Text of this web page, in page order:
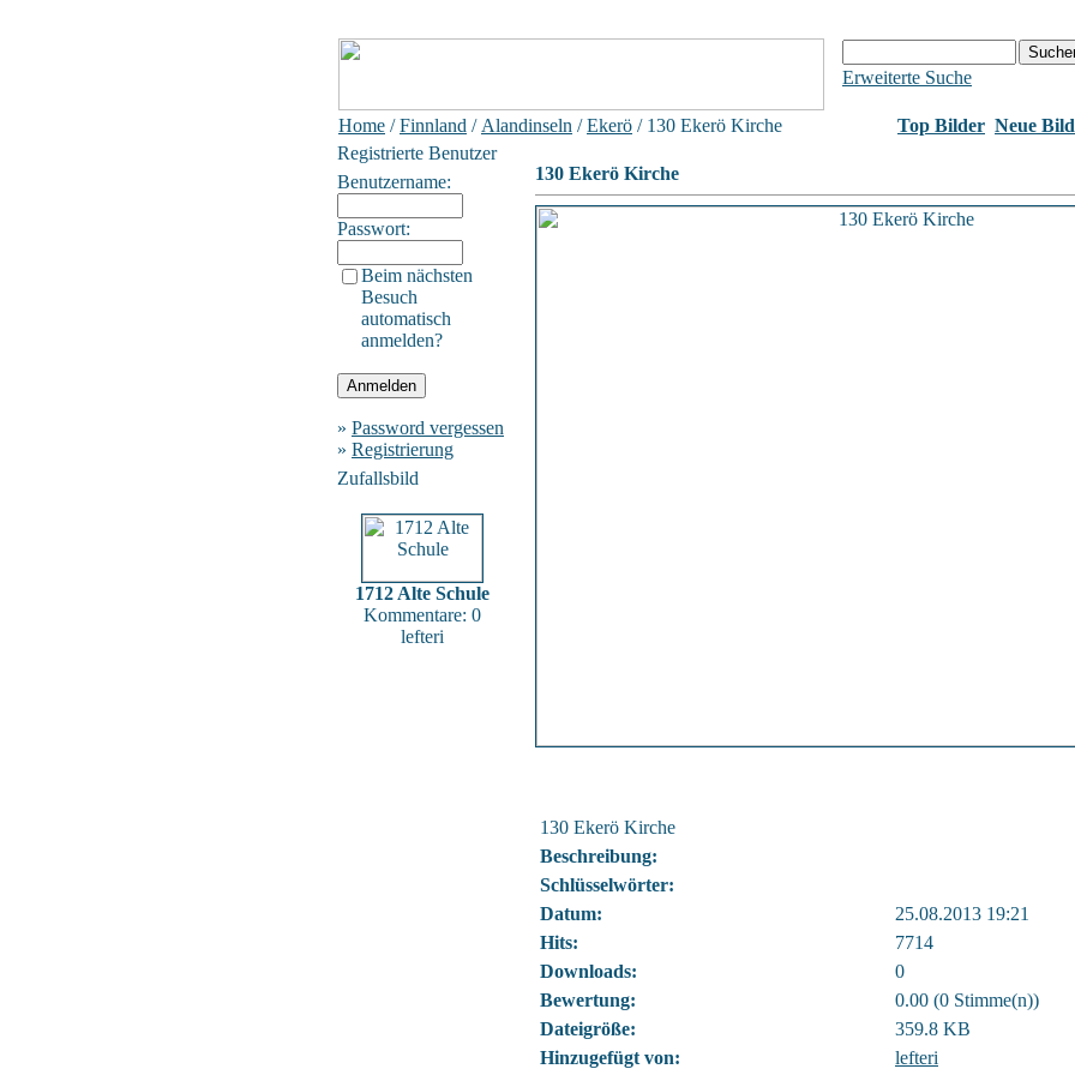
Erweiterte Suche
Home /Finnland / Alandinseln /Ekerö / 130 Ekerö Kirche Top Bilder Neue
Registrierte Benutzer
Benutzername:
Passwort:
Beim nächsten
Besuch
automatisch
anmelden?
» Password vergessen
» Registrierung
Zufallsbild
1712 Alte Schule
Kommentare: 0
lefteri
130 Ekerö Kirche
130 Ekerö Kirche
Beschreibung:
Schlüsselwörter:
Datum:
25.08.2013 19:21
Hits:
7714
Downloads:
0
Bewertung:
0.00 (0 Stimme(n))
Dateigröße:
359.8 KB
Hinzugefügt von:
lefteri